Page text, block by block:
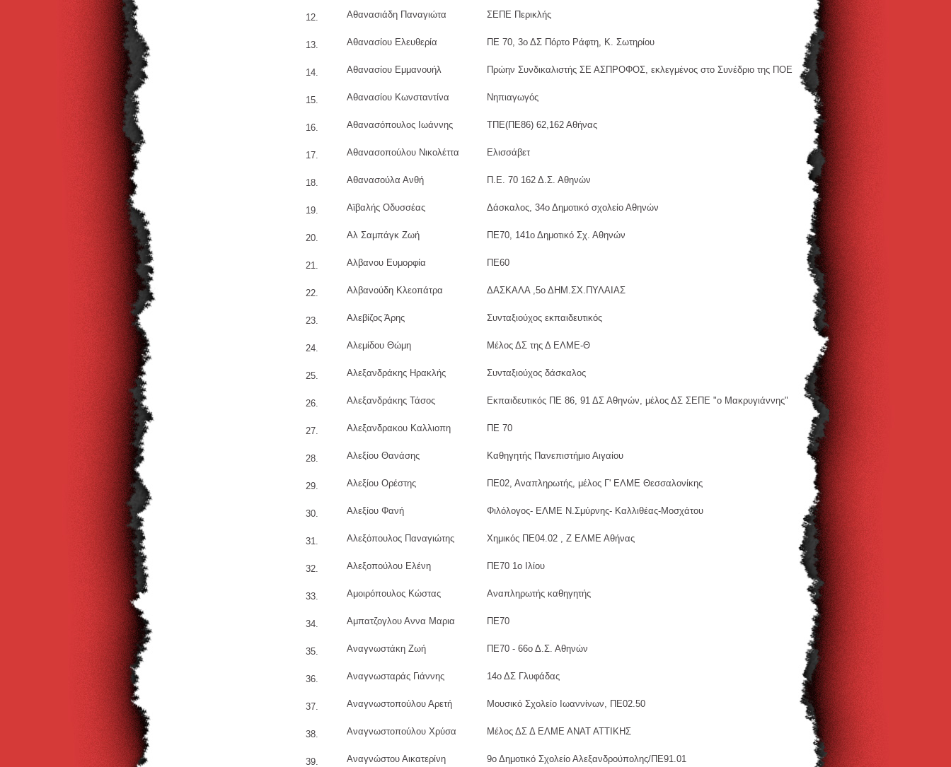
Αθανασιάδη Παναγιώτα ΣΕΠΕ Περικλής
Αθανασίου Ελευθερία ΠΕ 70, 3ο ΔΣ Πόρτο Ράφτη, Κ. Σωτηρίου
Αθανασίου Εμμανουήλ Πρώην Συνδικαλιστής ΣΕ ΑΣΠΡΟΦΟΣ, εκλεγμένος στο Συνέδριο της ΠΟΕ
Αθανασίου Κωνσταντίνα Νηπιαγωγός
Αθανασόπουλος Ιωάννης ΤΠΕ(ΠΕ86) 62,162 Αθήνας
Αθανασοπούλου Νικολέττα Ελισσάβετ
Αθανασούλα Ανθή Π.Ε. 70 162 Δ.Σ. Αθηνών
Αϊβαλής Οδυσσέας Δάσκαλος, 34ο Δημοτικό σχολείο Αθηνών
Αλ Σαμπάγκ Ζωή ΠΕ70, 141ο Δημοτικό Σχ. Αθηνών
Αλβανου Ευμορφία ΠΕ60
Αλβανούδη Κλεοπάτρα ΔΑΣΚΑΛΑ ,5ο ΔΗΜ.ΣΧ.ΠΥΛΑΙΑΣ
Αλεβίζος Άρης Συνταξιούχος εκπαιδευτικός
Αλεμίδου Θώμη Μέλος ΔΣ της Δ ΕΛΜΕ-Θ
Αλεξανδράκης Ηρακλής Συνταξιούχος δάσκαλος
Αλεξανδράκης Τάσος Εκπαιδευτικός ΠΕ 86, 91 ΔΣ Αθηνών, μέλος ΔΣ ΣΕΠΕ "ο Μακρυγιάννης"
Αλεξανδρακου Kαλλιοπη ΠΕ 70
Αλεξίου Θανάσης Καθηγητής Πανεπιστήμιο Αιγαίου
Αλεξίου Ορέστης ΠΕ02, Αναπληρωτής, μέλος Γ' ΕΛΜΕ Θεσσαλονίκης
Αλεξίου Φανή Φιλόλογος- ΕΛΜΕ Ν.Σμύρνης- Καλλιθέας-Μοσχάτου
Αλεξόπουλος Παναγιώτης Χημικός ΠΕ04.02 , Ζ ΕΛΜΕ Αθήνας
Αλεξοπούλου Ελένη ΠΕ70 1ο Ιλίου
Αμοιρόπουλος Κώστας Αναπληρωτής καθηγητής
Αμπατζογλου Αννα Μαρια ΠΕ70
Αναγνωστάκη Ζωή ΠΕ70 - 66ο Δ.Σ. Αθηνών
Αναγνωσταράς Γιάννης 14ο ΔΣ Γλυφάδας
Αναγνωστοπούλου Αρετή Μουσικό Σχολείο Ιωαννίνων, ΠΕ02.50
Αναγνωστοπούλου Χρύσα Μέλος ΔΣ Δ ΕΛΜΕ ΑΝΑΤ ΑΤΤΙΚΗΣ
Αναγνώστου Αικατερίνη 9ο Δημοτικό Σχολείο Αλεξανδρούπολης/ΠΕ91.01